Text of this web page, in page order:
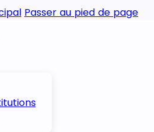
Passer au pied de page